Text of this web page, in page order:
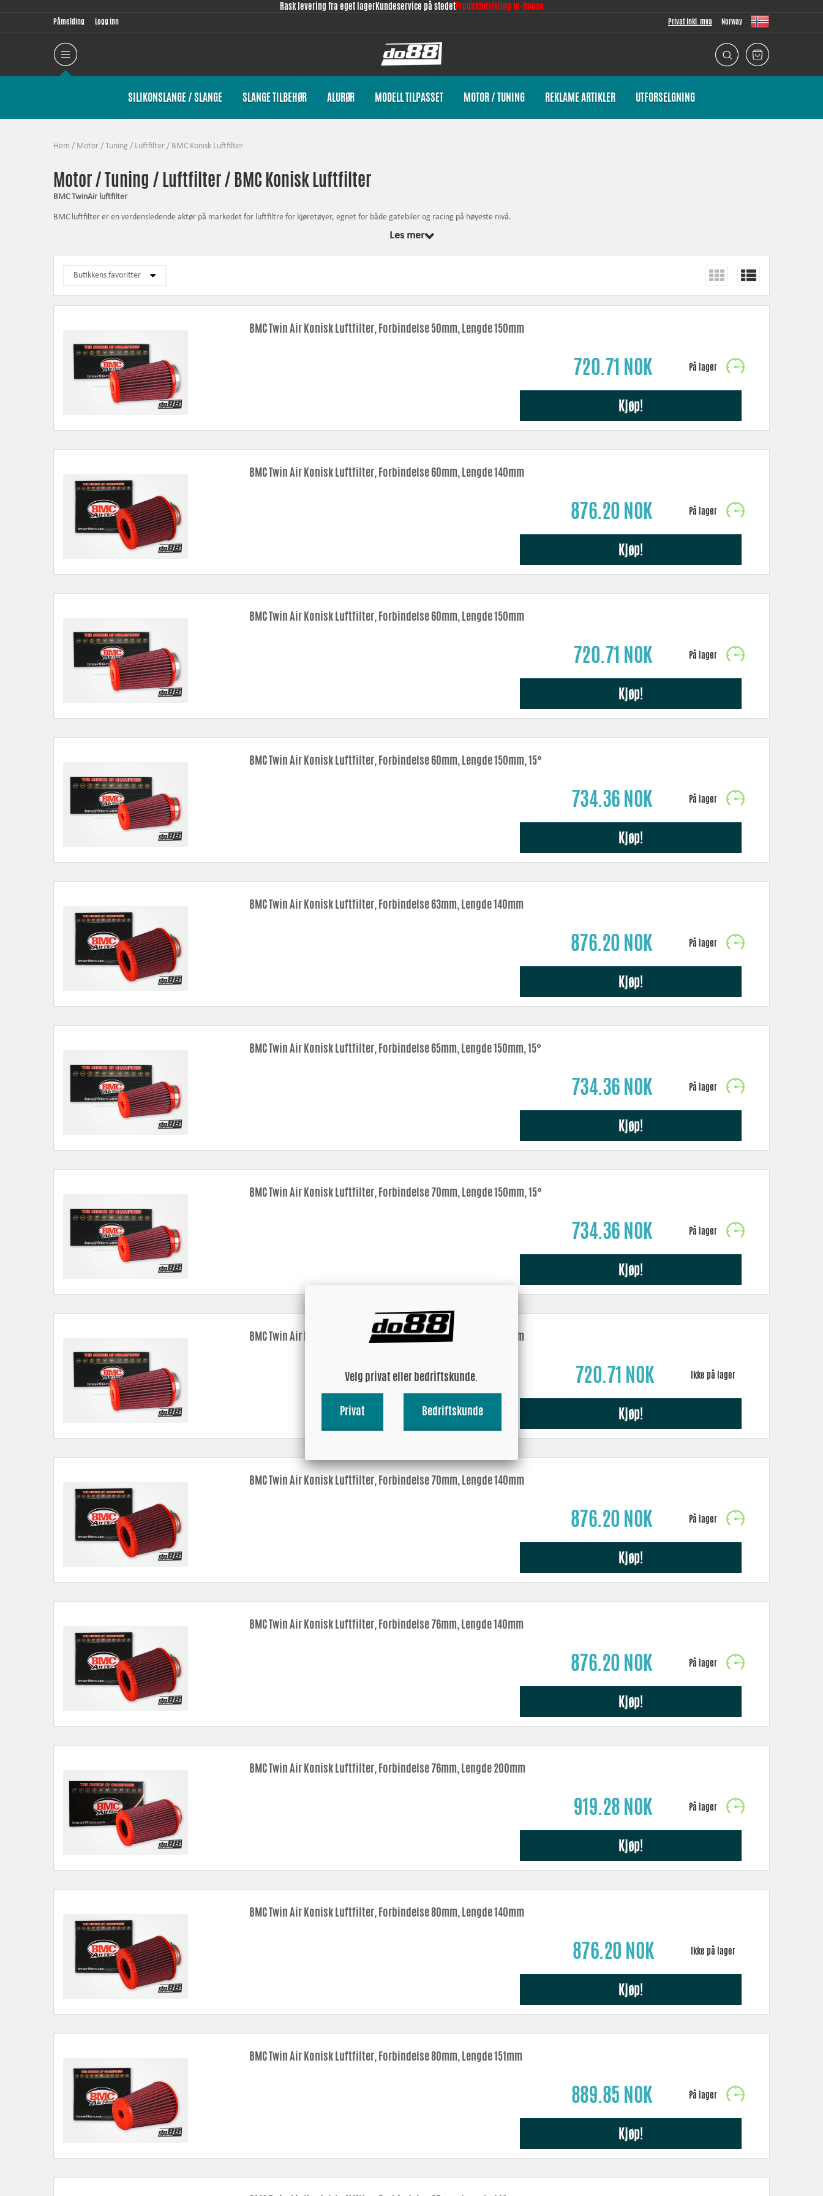
Rask levering fra eget lagerKundeservice på stedetProduktutvikling in-house
Påmelding Logg inn Privat Inkl. mva Norway
SILIKONSLANGE / SLANGE SLANGE TILBEHØR ALURØR MODELL TILPASSET MOTOR / TUNING REKLAME ARTIKLER UTFORSELGNING
Hem / Motor / Tuning / Luftfilter / BMC Konisk Luftfilter
Motor / Tuning / Luftfilter / BMC Konisk Luftfilter
BMC TwinAir luftfilter
BMC luftfilter er en verdensledende aktør på markedet for luftfiltre for kjøretøyer, egnet for både gatebiler og racing på høyeste nivå.
Filtre fra BMC er designet og utviklet for å muliggjøre en bedre flyt enn originalen og utfører i noen tilfeller mindre enn halvparten av trykkfallet sammenlignet med et originalt papirfilter. Filtrene muliggjør
Filtrene leveres oljet og er klare til bruk umiddelbart etter levering. De er designet med et maksimalt luftfilterområde, med innløp både midt på kjeglen og på utsiden av filteret, og er egnet for alle bil- og
motorsykkelapplikasjoner og kan brukes sammen med luftmassemåler
Den røde gummien er spesielt utviklet for å tåle varme, støt og vibrasjoner. Alle BMC -filtre er vaskbare. Vi tilbyr vaskemidler og oljer, spesielt egnet for dette formålet
Les mer
BMC Twin Air Konisk Luftfilter, Forbindelse 50mm, Lengde 150mm
720.71 NOK
Kjøp!
BMC Twin Air Konisk Luftfilter, Forbindelse 60mm, Lengde 140mm
876.20 NOK
Kjøp!
BMC Twin Air Konisk Luftfilter, Forbindelse 60mm, Lengde 150mm
720.71 NOK
Kjøp!
BMC Twin Air Konisk Luftfilter, Forbindelse 60mm, Lengde 150mm, 15°
734.36 NOK
Kjøp!
BMC Twin Air Konisk Luftfilter, Forbindelse 63mm, Lengde 140mm
876.20 NOK
Kjøp!
BMC Twin Air Konisk Luftfilter, Forbindelse 65mm, Lengde 150mm, 15°
734.36 NOK
Kjøp!
BMC Twin Air Konisk Luftfilter, Forbindelse 70mm, Lengde 150mm, 15°
734.36 NOK
Kjøp!
BMC Twin Air Konisk Luftfilter, Forbindelse 70mm, Lengde 150mm
720.71 NOK
Kjøp!
BMC Twin Air Konisk Luftfilter, Forbindelse 70mm, Lengde 140mm
876.20 NOK
Kjøp!
BMC Twin Air Konisk Luftfilter, Forbindelse 76mm, Lengde 140mm
876.20 NOK
Kjøp!
BMC Twin Air Konisk Luftfilter, Forbindelse 76mm, Lengde 200mm
919.28 NOK
Kjøp!
BMC Twin Air Konisk Luftfilter, Forbindelse 80mm, Lengde 140mm
876.20 NOK
Kjøp!
BMC Twin Air Konisk Luftfilter, Forbindelse 80mm, Lengde 151mm
889.85 NOK
Kjøp!
Velg privat eller bedriftskunde.
Privat Bedriftskunde